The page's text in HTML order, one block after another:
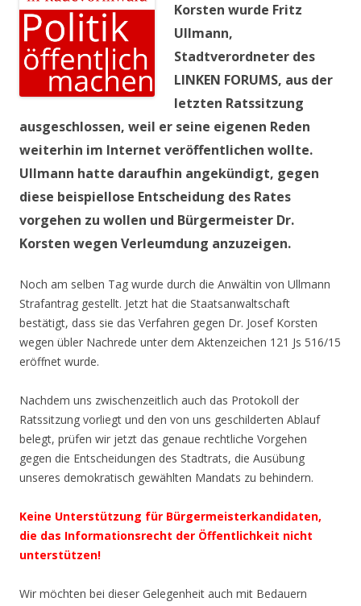
Korsten wurde Fritz
Ullmann,
Stadtverordneter des
LINKEN FORUMS, aus der
letzten Ratssitzung
ausgeschlossen, weil er seine eigenen Reden
weiterhin im Internet veröffentlichen wollte.
Ullmann hatte daraufhin angekündigt, gegen
diese beispiellose Entscheidung des Rates
vorgehen zu wollen und Bürgermeister Dr.
Korsten wegen Verleumdung anzuzeigen.
Noch am selben Tag wurde durch die Anwältin von Ullmann
Strafantrag gestellt. Jetzt hat die Staatsanwaltschaft
bestätigt, dass sie das Verfahren gegen Dr. Josef Korsten
wegen übler Nachrede unter dem Aktenzeichen 121 Js 516/15
eröffnet wurde.
Nachdem uns zwischenzeitlich auch das Protokoll der
Ratssitzung vorliegt und den von uns geschilderten Ablauf
belegt, prüfen wir jetzt das genaue rechtliche Vorgehen
gegen die Entscheidungen des Stadtrats, die Ausübung
unseres demokratisch gewählten Mandats zu behindern.
Keine Unterstützung für Bürgermeisterkandidaten,
die das Informationsrecht der Öffentlichkeit nicht
unterstützen!
Wir möchten bei dieser Gelegenheit auch mit Bedauern